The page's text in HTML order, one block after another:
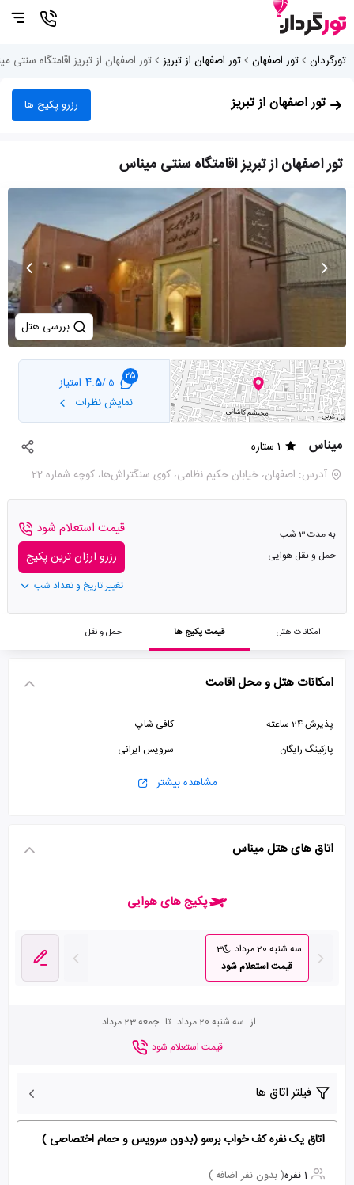
تورگردان تور اصفهان تور اصفهان از تبریز تور اصفهان از تبریز اقامتگاه سنتی
تور اصفهان از تبریز رزرو پکیج ها
تور اصفهان از تبریز اقامتگاه سنتی میناس
بررسی هتل
25
5 /
4.5 امتیاز
نمایش نظرات
میناس
1 ستاره
آدرس: اصفهان، خیابان حکیم نظامی، کوی سنگتراش‌ها، کوچه شماره 22
به مدت 3 شب
حمل و نقل هوایی
قیمت استعلام شود
رزرو ارزان ترین پکیج
تغییر تاریخ و تعداد شب
امکانات هتل قیمت پکیج ها حمل و نقل
امکانات هتل و محل اقامت
پذیرش 24 ساعته
کافی شاپ
پارکینگ رایگان
سرویس ایرانی
مشاهده بیشتر
اتاق های هتل میناس
پکیج های هوایی
سه شنبه 20 مرداد
3
قیمت استعلام شود
از سه شنبه 20 مرداد تا جمعه 23 مرداد
قیمت استعلام شود
فیلتر اتاق ها
اتاق یک نفره کف خواب برسو (بدون سرویس و حمام اختصاصی )
1 نفره
( بدون نفر اضافه )